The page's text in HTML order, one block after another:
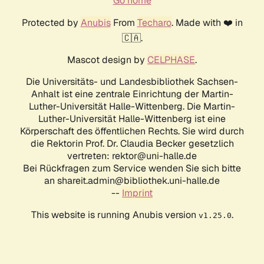
Protected by AnubisFrom Techaro. Made with ❤️ in
🇨🇦.
Mascot design by CELPHASE.
Die Universitäts- und Landesbibliothek Sachsen-
Anhalt ist eine zentrale Einrichtung der Martin-
Luther-Universität Halle-Wittenberg. Die Martin-
Luther-Universität Halle-Wittenberg ist eine
Körperschaft des öffentlichen Rechts. Sie wird durch
die Rektorin Prof. Dr. Claudia Becker gesetzlich
vertreten: rektor@uni-halle.de
Bei Rückfragen zum Service wenden Sie sich bitte
an shareit.admin@bibliothek.uni-halle.de
-- Imprint
This website is running Anubis version v1.25.0.